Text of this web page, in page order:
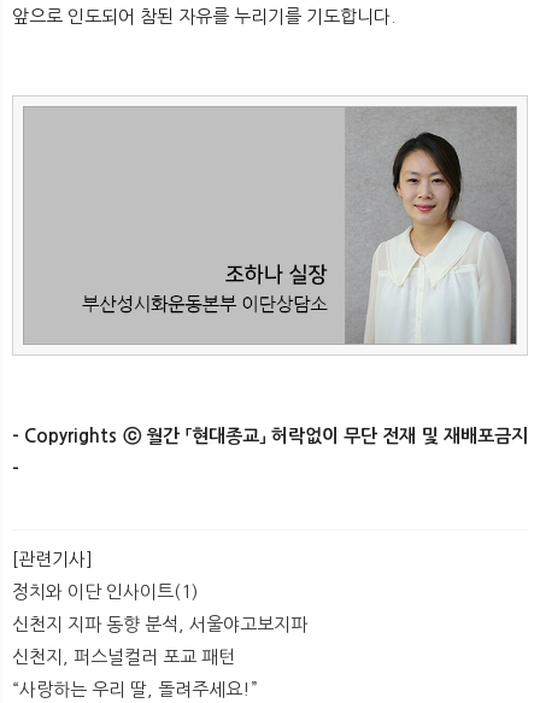
앞으로 인도되어 참된 자유를 누리기를 기도합니다.
- Copyrights ⓒ 월간 「현대종교」 허락없이 무단 전재 및 재배포금지
-​
[관련기사]
정치와 이단 인사이트(1)
신천지 지파 동향 분석, 서울야고보지파
신천지, 퍼스널컬러 포교 패턴
​“사랑하는 우리 딸, 돌려주세요!”